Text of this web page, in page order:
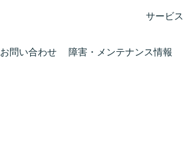
サービス
お問い合わせ 障害・メンテナンス情報